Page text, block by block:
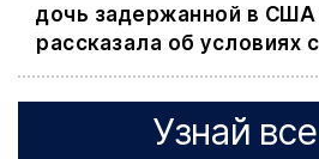
дочь задержанной в США
рассказала об условиях
Узнай